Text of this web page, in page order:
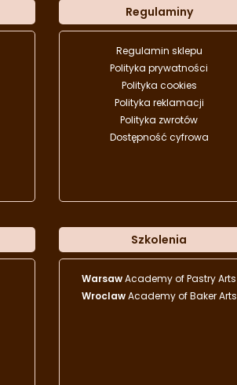
Regulaminy
Regulamin sklepu
Polityka prywatności
Polityka cookies
Polityka reklamacji
Polityka zwrotów
Dostępność cyfrowa
Szkolenia
WarsawAcademy of Pastry Arts
WroclawAcademy of Baker Arts